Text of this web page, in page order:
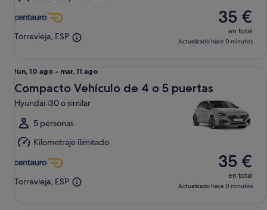
ago
Torrevieja, ESP
35 €
en total
Actualizado hace 0 minutos
Del
lun,
10
ago
al
mar,
11
ago
lun, 10 ago - mar, 11 ago
Compacto Vehículo de 4 o 5 puertas
Hyundai i30 o similar
5 personas
Kilometraje ilimitado
Torrevieja, ESP
35 €
en total
Actualizado hace 0 minutos